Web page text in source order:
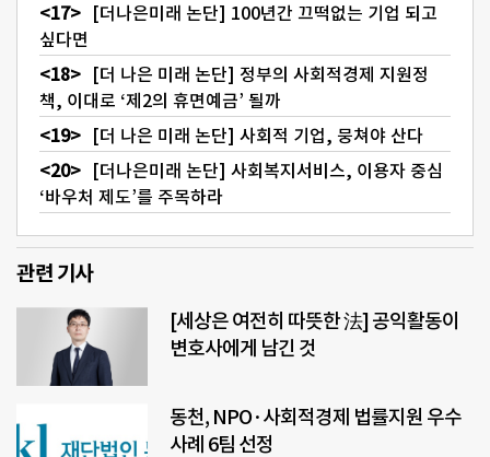
[더나은미래 논단] 100년간 끄떡없는 기업 되고
싶다면
[더 나은 미래 논단] 정부의 사회적경제 지원정
책, 이대로 ‘제2의 휴면예금’ 될까
[더 나은 미래 논단] 사회적 기업, 뭉쳐야 산다
[더나은미래 논단] 사회복지서비스, 이용자 중심
‘바우처 제도’를 주목하라
관련 기사
[세상은 여전히 따뜻한 法] 공익활동이
변호사에게 남긴 것
동천, NPO·사회적경제 법률지원 우수
사례 6팀 선정